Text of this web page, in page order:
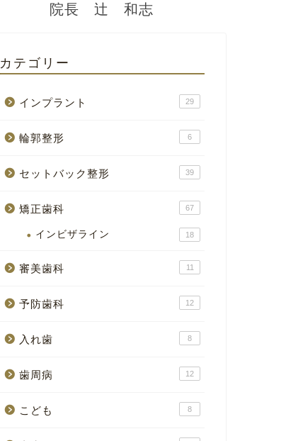
院長 辻 和志
カテゴリー
インプラント 29
輪郭整形 6
セットバック整形 39
矯正歯科 67
インビザライン 18
審美歯科 11
予防歯科 12
入れ歯 8
歯周病 12
こども 8